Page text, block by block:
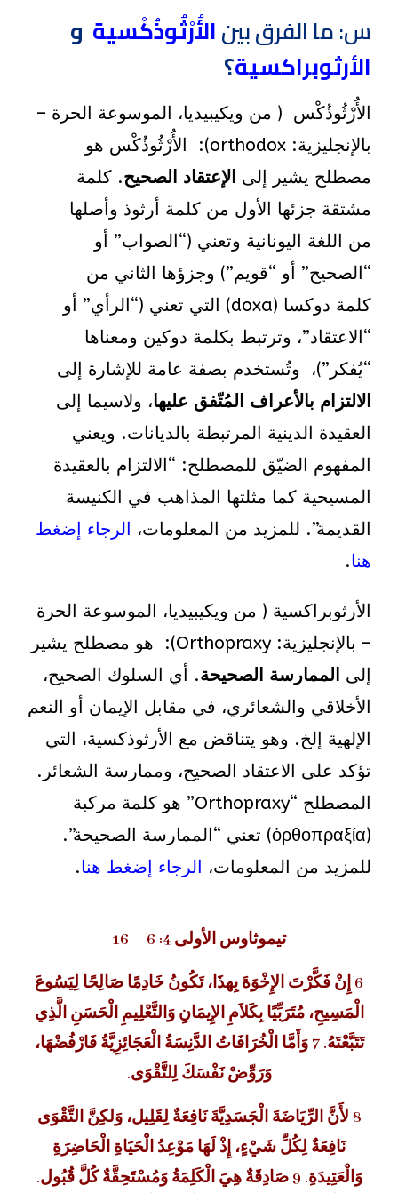
س: ما الفرق بينالأُرْثُوذُكْسية و
الأرثوبراكسية؟
الأُرْثُوذُكْس ( من ويكيبيديا، الموسوعة الحرة –
بالإنجليزية: orthodox)‏: الأُرْثُوذُكْس هو
مصطلح يشير إلى الإعتقاد الصحيح. كلمة
مشتقة جزئها الأول من كلمة أرثوذ وأصلها
من اللغة اليونانية وتعني (“الصواب” أو
“الصحيح” أو “قويم”) وجزؤها الثاني من
كلمة دوكسا (doxa) التي تعني (“الرأي” أو
“الاعتقاد”، وترتبط بكلمة دوكين ومعناها
“يُفكر”)، وتُستخدم بصفة عامة للإشارة إلى
الالتزام بالأعراف المُتّفق عليها، ولاسيما إلى
العقيدة الدينية المرتبطة بالديانات. ويعني
المفهوم الضيّق للمصطلح: “الالتزام بالعقيدة
المسيحية كما مثلتها المذاهب في الكنيسة
القديمة”. للمزيد من المعلومات،
الرجاء إضغط
هنا.
الأرثوبراكسية ( من ويكيبيديا، الموسوعة الحرة
– بالإنجليزية: Orthopraxy)‏: هو مصطلح يشير
إلى
الممارسة الصحيحة. أي السلوك الصحيح،
الأخلاقي والشعائري، في مقابل الإيمان أو النعم
الإلهية إلخ. وهو يتناقض مع الأرثوذكسية، التي
تؤكد على الاعتقاد الصحيح، وممارسة الشعائر.
المصطلح “Orthopraxy” هو كلمة مركبة
(ὀρθοπραξία) تعني “الممارسة الصحيحة”.
للمزيد من المعلومات،
الرجاء إضغط هنا.
تيموثاوس الأولى 4: 6 – 16
6 إِنْ فَكَّرْتَ الإِخْوَةَ بِهذَا، تَكُونُ خَادِمًا صَالِحًا لِيَسُوعَ
الْمَسِيحِ، مُتَرَبِّيًا بِكَلاَمِ الإِيمَانِ وَالتَّعْلِيمِ الْحَسَنِ الَّذِي
تَتَبَّعْتَهُ. 7 وَأَمَّا الْخُرَافَاتُ الدَّنِسَةُ الْعَجَائِزِيَّةُ فَارْفُضْهَا،
وَرَوِّضْ نَفْسَكَ لِلتَّقْوَى.
8 لأَنَّ الرِّيَاضَةَ الْجَسَدِيَّةَ نَافِعَةٌ لِقَلِيل، وَلكِنَّ التَّقْوَى
نَافِعَةٌ لِكُلِّ شَيْءٍ، إِذْ لَهَا مَوْعِدُ الْحَيَاةِ الْحَاضِرَةِ
وَالْعَتِيدَةِ. 9 صَادِقَةٌ هِيَ الْكَلِمَةُ وَمُسْتَحِقَّةٌ كُلَّ قُبُول.